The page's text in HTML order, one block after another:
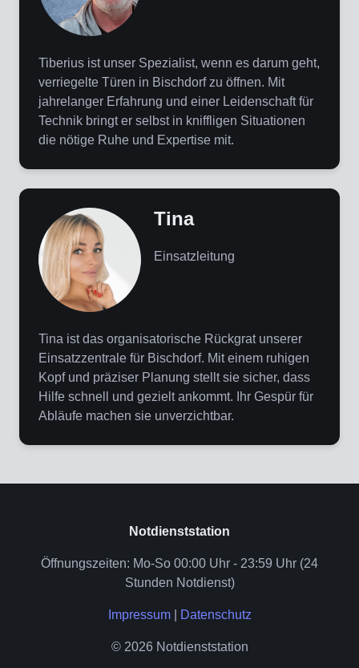
Tiberius ist unser Spezialist, wenn es darum geht,
verriegelte Türen in Bischdorf zu öffnen. Mit
jahrelanger Erfahrung und einer Leidenschaft für
Technik bringt er selbst in kniffligen Situationen
die nötige Ruhe und Expertise mit.
Tina
Einsatzleitung
Tina ist das organisatorische Rückgrat unserer
Einsatzzentrale für Bischdorf. Mit einem ruhigen
Kopf und präziser Planung stellt sie sicher, dass
Hilfe schnell und gezielt ankommt. Ihr Gespür für
Abläufe machen sie unverzichtbar.
Notdienststation
Öffnungszeiten: Mo-So 00:00 Uhr - 23:59 Uhr (24
Stunden Notdienst)
Impressum| Datenschutz
© 2026 Notdienststation